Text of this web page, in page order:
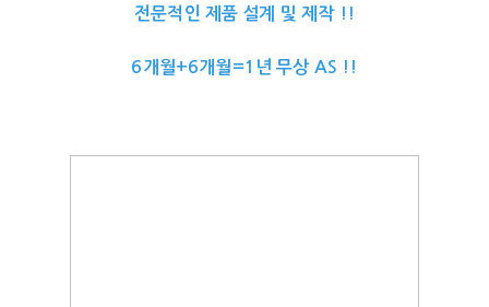
전문적인 제품 설계 및 제작 !!
6개월+6개월=1년 무상 AS !!